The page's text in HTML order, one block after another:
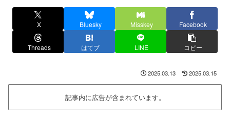
X Bluesky Misskey Facebook
Threads はてブ LINE コピー
2025.03.13 2025.03.15
記事内に広告が含まれています。